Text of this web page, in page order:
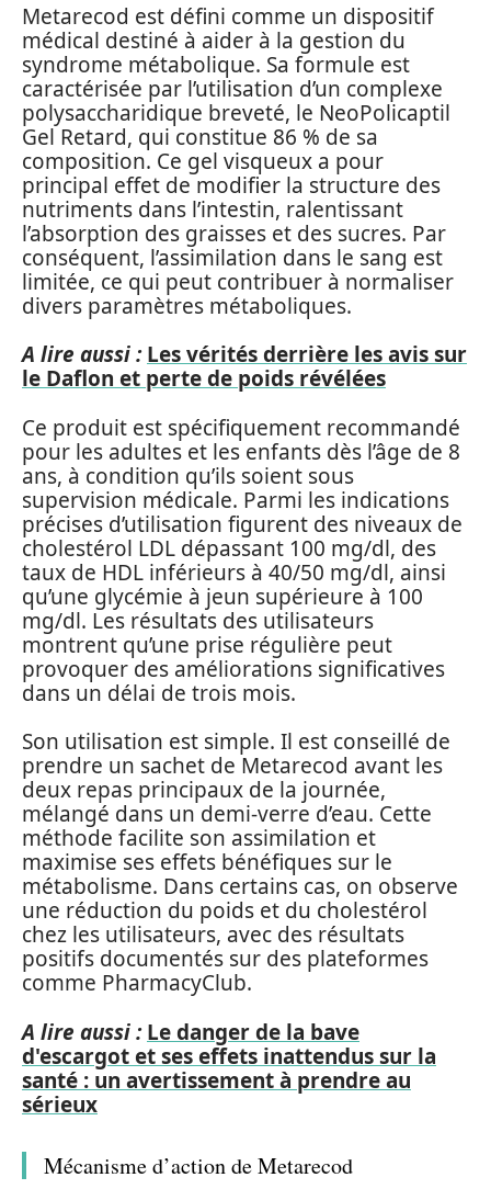
Metarecod est défini comme un dispositif
médical destiné à aider à la gestion du
syndrome métabolique. Sa formule est
caractérisée par l’utilisation d’un complexe
polysaccharidique breveté, le NeoPolicaptil
Gel Retard, qui constitue 86 % de sa
composition. Ce gel visqueux a pour
principal effet de modifier la structure des
nutriments dans l’intestin, ralentissant
l’absorption des graisses et des sucres. Par
conséquent, l’assimilation dans le sang est
limitée, ce qui peut contribuer à normaliser
divers paramètres métaboliques.
A lire aussi : Les vérités derrière les avis sur
le Daflon et perte de poids révélées
Ce produit est spécifiquement recommandé
pour les adultes et les enfants dès l’âge de 8
ans, à condition qu’ils soient sous
supervision médicale. Parmi les indications
précises d’utilisation figurent des niveaux de
cholestérol LDL dépassant 100 mg/dl, des
taux de HDL inférieurs à 40/50 mg/dl, ainsi
qu’une glycémie à jeun supérieure à 100
mg/dl. Les résultats des utilisateurs
montrent qu’une prise régulière peut
provoquer des améliorations significatives
dans un délai de trois mois.
Son utilisation est simple. Il est conseillé de
prendre un sachet de Metarecod avant les
deux repas principaux de la journée,
mélangé dans un demi-verre d’eau. Cette
méthode facilite son assimilation et
maximise ses effets bénéfiques sur le
métabolisme. Dans certains cas, on observe
une réduction du poids et du cholestérol
chez les utilisateurs, avec des résultats
positifs documentés sur des plateformes
comme PharmacyClub.
A lire aussi : Le danger de la bave
d'escargot et ses effets inattendus sur la
santé : un avertissement à prendre au
sérieux
Mécanisme d’action de Metarecod